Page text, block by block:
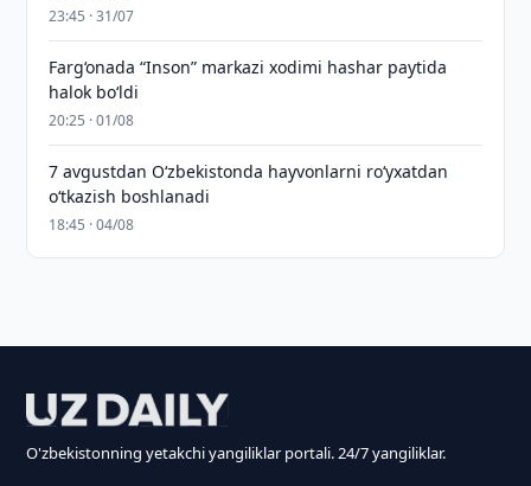
23:45 · 31/07
Farg‘onada “Inson” markazi xodimi hashar paytida
halok bo‘ldi
20:25 · 01/08
7 avgustdan O‘zbekistonda hayvonlarni ro‘yxatdan
o‘tkazish boshlanadi
18:45 · 04/08
O'zbekistonning yetakchi yangiliklar portali. 24/7 yangiliklar.